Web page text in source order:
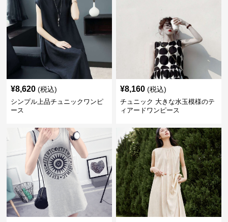
¥8,620 (税込)
シンプル上品チュニックワンピ
ース
¥8,160 (税込)
チュニック 大きな水玉模様のテ
ィアードワンピース